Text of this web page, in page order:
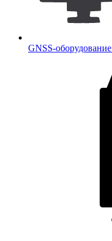
GNSS-оборудование